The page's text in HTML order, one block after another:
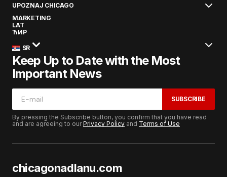
UPOZNAJ CHICAGO
MARKETING
LAT
ЋИР
SR
Keep Up to Date with the Most
Important News
SUBSCRIBE
By pressing the Subscribe button, you confirm that you have read
and are agreeing to ourPrivacy Policy and Terms of Use
chicagonadlanu.com